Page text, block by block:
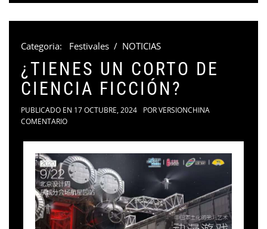
Categoria: Festivales / NOTICIAS
¿TIENES UN CORTO DE
CIENCIA FICCIÓN?
PUBLICADO EN 17 OCTUBRE, 2024 PORVERSIONCHINA
COMENTARIO